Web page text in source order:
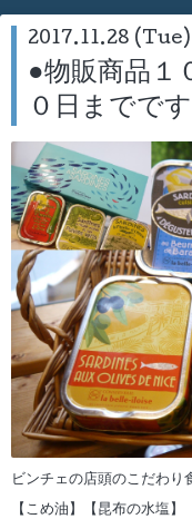
2017.11.28
●物販商品１
０日までです
ビンチェの店頭のこだわり
【こめ油】【昆布の水塩